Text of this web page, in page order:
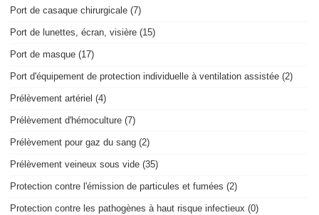
Port de casaque chirurgicale (7)
Port de lunettes, écran, visière (15)
Port de masque (17)
Port d'équipement de protection individuelle à ventilation assistée (2)
Prélèvement artériel (4)
Prélèvement d'hémoculture (7)
Prélèvement pour gaz du sang (2)
Prélèvement veineux sous vide (35)
Protection contre l'émission de particules et fumées (2)
Protection contre les pathogènes à haut risque infectieux (0)